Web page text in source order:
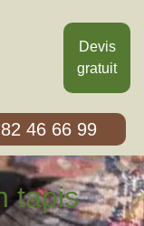
Devis
gratuit
46 66 99
tapis